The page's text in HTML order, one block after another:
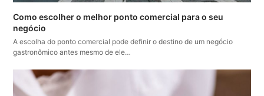
Como escolher o melhor ponto comercial para o seu
negócio
A escolha do ponto comercial pode definir o destino de um negócio
gastronômico antes mesmo de ele…